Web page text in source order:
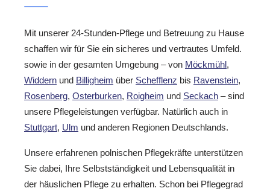
Mit unserer 24-Stunden-Pflege und Betreuung zu Hause
schaffen wir für Sie ein sicheres und vertrautes Umfeld.
sowie in der gesamten Umgebung – von Möckmühl,
Widdern und Billigheim über Schefflenz bis Ravenstein,
Rosenberg, Osterburken, Roigheim und Seckach – sind
unsere Pflegeleistungen verfügbar. Natürlich auch in
Stuttgart, Ulm und anderen Regionen Deutschlands.
Unsere erfahrenen polnischen Pflegekräfte unterstützen
Sie dabei, Ihre Selbstständigkeit und Lebensqualität in
der häuslichen Pflege zu erhalten. Schon bei Pflegegrad